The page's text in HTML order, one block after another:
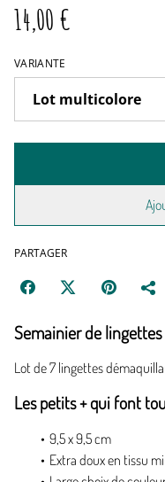
14,00 €
VARIANTE
PARTAGER
Semainier de lingettes
Lot de 7 lingettes
Les petits + qui font
9,5 x 9,5 cm
Extra doux en tissu